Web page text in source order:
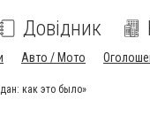
Довідник
Авто / Мото
как это было»